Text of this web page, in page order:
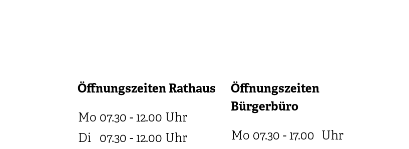
Öffnungszeiten Rathaus
Mo 07.30 - 12.00 Uhr
Di 07.30 - 12.00 Uhr
Öffnungszeiten
Bürgerbüro
Mo 07.30 - 17.00 Uhr